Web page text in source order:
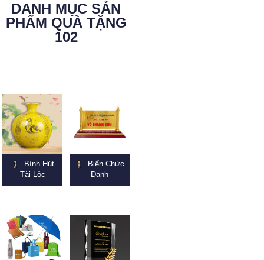
DANH MỤC SẢN
PHẨM QUÀ TẶNG
102
Bình Hút
Tài Lộc
Biển Chức
Danh